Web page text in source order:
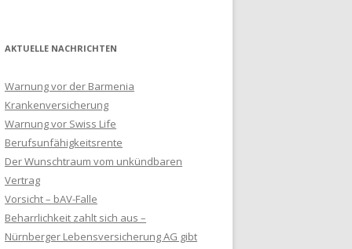
AKTUELLE NACHRICHTEN
Warnung vor der Barmenia
Krankenversicherung
Warnung vor Swiss Life
Berufsunfähigkeitsrente
Der Wunschtraum vom unkündbaren
Vertrag
Vorsicht – bAV-Falle
Beharrlichkeit zahlt sich aus –
Nürnberger Lebensversicherung AG gibt